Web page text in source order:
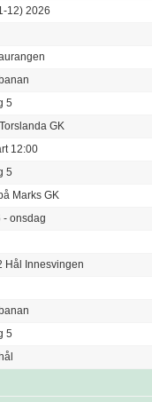
12) 2026
5
GK
12:00
5
Marks GK
- onsdag
Hål Innesvingen
5